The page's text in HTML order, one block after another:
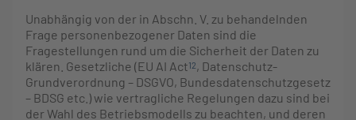
Unabhängig von der in Abschn. V. zu behandelnden
Frage personenbezogener Daten sind die
Fragestellungen rund um die Sicherheit der Daten zu
klären. Gesetzliche (EU AI Act12, Datenschutz-
Grundverordnung – DSGVO, Bundesdatenschutzgesetz
– BDSG etc.) wie vertragliche Regelungen dazu sind bei
der Wahl des Betriebsmodells zu beachten, und deren